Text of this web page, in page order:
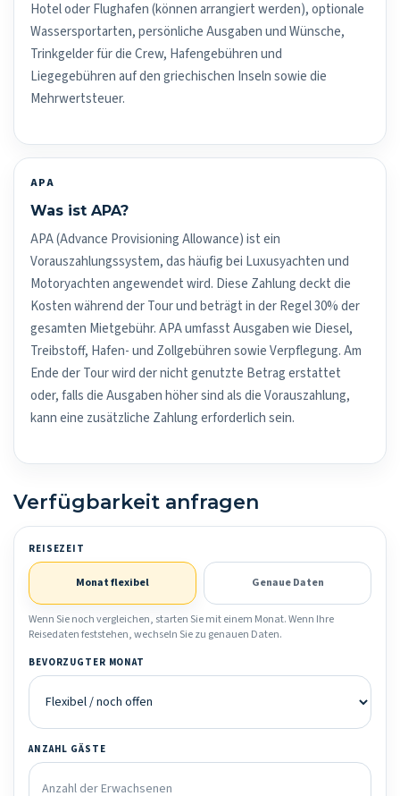
Hotel oder Flughafen (können arrangiert werden), optionale
Wassersportarten, persönliche Ausgaben und Wünsche,
Trinkgelder für die Crew, Hafengebühren und
Liegegebühren auf den griechischen Inseln sowie die
Mehrwertsteuer.
APA
Was ist APA?
APA (Advance Provisioning Allowance) ist ein
Vorauszahlungssystem, das häufig bei Luxusyachten und
Motoryachten angewendet wird. Diese Zahlung deckt die
Kosten während der Tour und beträgt in der Regel 30% der
gesamten Mietgebühr. APA umfasst Ausgaben wie Diesel,
Treibstoff, Hafen- und Zollgebühren sowie Verpflegung. Am
Ende der Tour wird der nicht genutzte Betrag erstattet
oder, falls die Ausgaben höher sind als die Vorauszahlung,
kann eine zusätzliche Zahlung erforderlich sein.
Verfügbarkeit anfragen
REISEZEIT
Monat flexibel Genaue Daten
Wenn Sie noch vergleichen, starten Sie mit einem Monat. Wenn Ihre
Reisedaten feststehen, wechseln Sie zu genauen Daten.
BEVORZUGTER MONAT
ANZAHL GÄSTE